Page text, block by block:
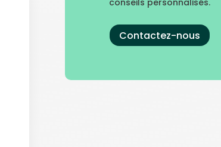
Contactez-nous